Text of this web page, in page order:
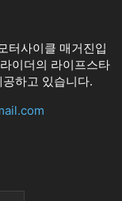
터사이클 매거진입
이더의 라이프스타
하고 있습니다.